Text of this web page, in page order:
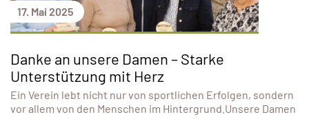
17. Mai 2025
Danke an unsere Damen – Starke
Unterstützung mit Herz
Ein Verein lebt nicht nur von sportlichen Erfolgen, sondern
vor allem von den Menschen im Hintergrund.Unsere Damen